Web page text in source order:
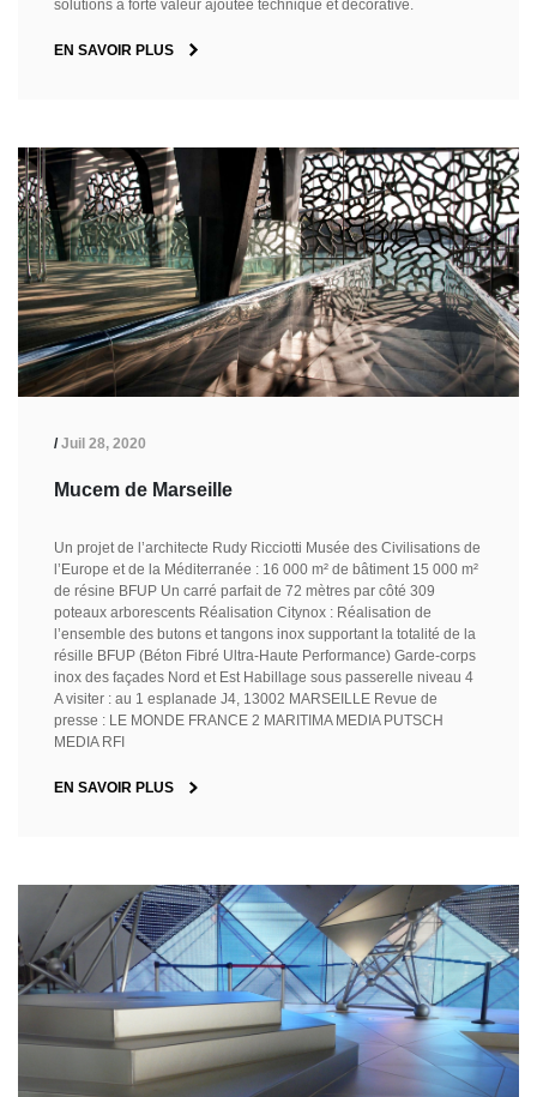
solutions à forte valeur ajoutée technique et décorative.
EN SAVOIR PLUS
/Juil 28, 2020
Mucem de Marseille
Un projet de l’architecte Rudy Ricciotti Musée des Civilisations de
l’Europe et de la Méditerranée : 16 000 m² de bâtiment 15 000 m²
de résine BFUP Un carré parfait de 72 mètres par côté 309
poteaux arborescents Réalisation Citynox : Réalisation de
l’ensemble des butons et tangons inox supportant la totalité de la
résille BFUP (Béton Fibré Ultra-Haute Performance) Garde-corps
inox des façades Nord et Est Habillage sous passerelle niveau 4
A visiter : au 1 esplanade J4, 13002 MARSEILLE Revue de
presse : LE MONDE FRANCE 2 MARITIMA MEDIA PUTSCH
MEDIA RFI
EN SAVOIR PLUS